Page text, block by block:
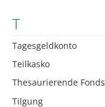
T
Tagesgeldkonto
Teilkasko
Thesaurierende Fonds
Tilgung